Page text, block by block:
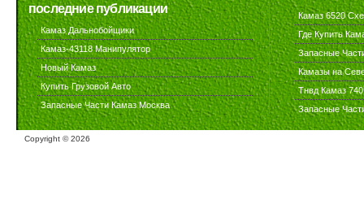
последние публикации
Камаз Дальнобойщики
Камаз-43118 Манипулятор
Новый Камаз
Купить Грузовой Авто
Запасные Части Камаз Москва
Камаз 6520
Где Купить
Запасные
Камазы на
Тнвд Камаз 740
Запасные
Copyright ©2026